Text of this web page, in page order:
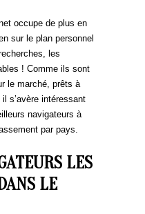
occupe de plus en
sur le plan personnel
les
! Comme ils sont
le marché, prêts à
s’avère intéressant
navigateurs à
par pays.
LES
LE